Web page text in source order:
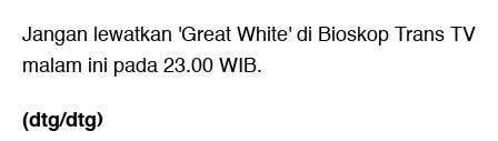
Jangan lewatkan 'Great White' di Bioskop Trans TV
malam ini pada 23.00 WIB.
(dtg/dtg)